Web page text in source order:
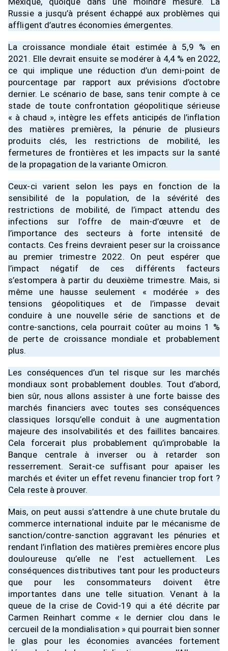
Russie a jusqu’à présent échappé aux problèmes qui
affligent d’autres économies émergentes.
La croissance mondiale était estimée à 5,9 % en
2021. Elle devrait ensuite se modérer à 4,4 % en 2022,
ce qui implique une réduction d’un demi-point de
pourcentage par rapport aux prévisions d’octobre
dernier. Le scénario de base, sans tenir compte à ce
stade de toute confrontation géopolitique sérieuse
« à chaud », intègre les effets anticipés de l’inflation
des matières premières, la pénurie de plusieurs
produits clés, les restrictions de mobilité, les
fermetures de frontières et les impacts sur la santé
de la propagation de la variante Omicron.
Ceux-ci varient selon les pays en fonction de la
sensibilité de la population, de la sévérité des
restrictions de mobilité, de l’impact attendu des
infections sur l’offre de main-d’œuvre et de
l’importance des secteurs à forte intensité de
contacts. Ces freins devraient peser sur la croissance
au premier trimestre 2022. On peut espérer que
l’impact négatif de ces différents facteurs
s’estompera à partir du deuxième trimestre. Mais, si
même une hausse seulement « modérée » des
tensions géopolitiques et de l’impasse devait
conduire à une nouvelle série de sanctions et de
contre-sanctions, cela pourrait coûter au moins 1 %
de perte de croissance mondiale et probablement
plus.
Les conséquences d’un tel risque sur les marchés
mondiaux sont probablement doubles. Tout d’abord,
bien sûr, nous allons assister à une forte baisse des
marchés financiers avec toutes ses conséquences
classiques lorsqu’elle conduit à une augmentation
majeure des insolvabilités et des faillites bancaires.
Cela forcerait plus probablement qu’improbable la
Banque centrale à inverser ou à retarder son
resserrement. Serait-ce suffisant pour apaiser les
marchés et éviter un effet revenu financier trop fort ?
Cela reste à prouver.
Mais, on peut aussi s’attendre à une chute brutale du
commerce international induite par le mécanisme de
sanction/contre-sanction aggravant les pénuries et
rendant l’inflation des matières premières encore plus
douloureuse qu’elle ne l’est actuellement. Les
conséquences distributives tant pour les producteurs
que pour les consommateurs doivent être
importantes dans une telle situation. Venant à la
queue de la crise de Covid-19 qui a été décrite par
Carmen Reinhart comme « le dernier clou dans le
cercueil de la mondialisation » qui pourrait bien sonner
le glas pour les économies avancées fortement